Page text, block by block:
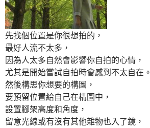
先找個位置是你很想拍的，
最好人流不太多，
因為人太多自然會影響你自拍的心情，
尤其是開始嘗試自拍時會感到不太自在。
然後構思你想要的構圖，
要預留位置給自己在構圖中，
設置腳架高度和角度，
留意光線或有沒有其他雜物也入了鏡，